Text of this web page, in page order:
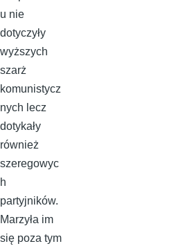
u nie
dotyczyły
wyższych
szarż
komunistycz
nych lecz
dotykały
również
szeregowyc
h
partyjników.
Marzyła im
się poza tym